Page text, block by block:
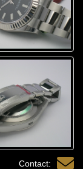
Contact: